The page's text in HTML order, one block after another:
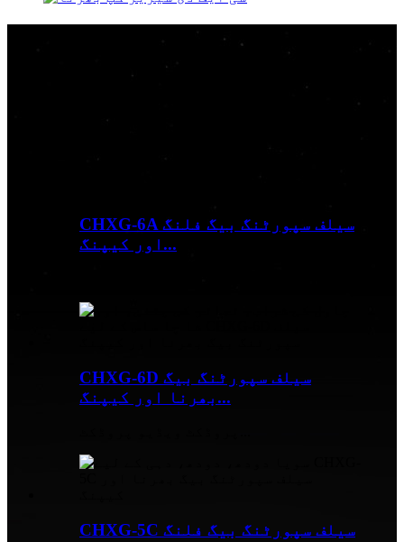
CHXG-6A سیلف سپورٹنگ بیگ فلنگ
اور کیپنگ...
CHXG-6D سیلف سپورٹنگ بیگ
بھرنا اور کیپنگ...
CHXG-5C سیلف سپورٹنگ بیگ فلنگ